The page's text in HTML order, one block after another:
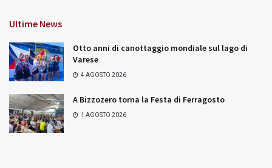
Ultime News
Otto anni di canottaggio mondiale sul lago di
Varese
4 AGOSTO 2026
A Bizzozero torna la Festa di Ferragosto
1 AGOSTO 2026